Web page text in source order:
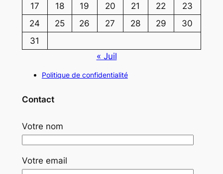
17
18 19 20 21 22
23
24
25 26 27 28 29
30
31
« Juil
Politique de confidentialité
Contact
Votre nom
Votre email